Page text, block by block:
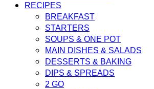
RECIPES
BREAKFAST
STARTERS
SOUPS & ONE POT
MAIN DISHES & SALADS
DESSERTS & BAKING
DIPS & SPREADS
2 GO